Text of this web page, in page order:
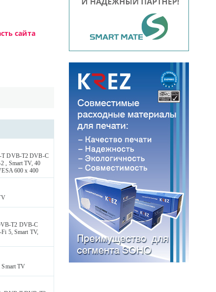
сайта
T DVB-T2 DVB-C
, Smart TV, 40
600 x 400
T2 DVB-C
5, Smart TV,
TV